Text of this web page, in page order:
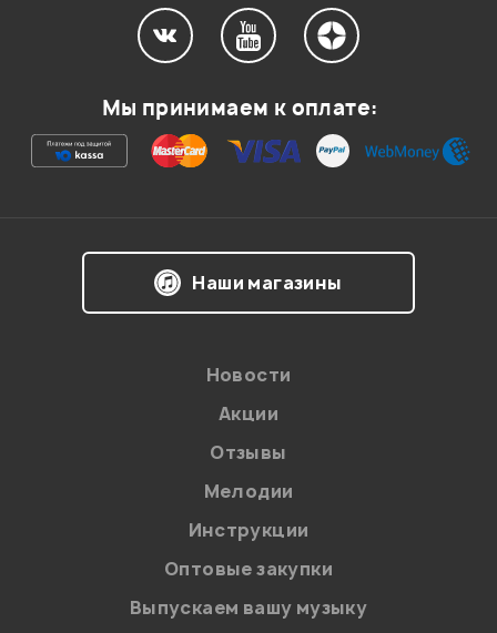
Ваша оценка:
на обработку персональных данных в
Политикой в отношении обработки
персональных данных.
Введите проверочное число:
Мы принимаем к оплате:
Наши магазины
Новости
Акции
Отзывы
Мелодии
Инструкции
Оптовые закупки
Выпускаем вашу музыку